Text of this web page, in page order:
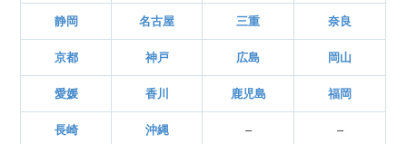
静岡 名古屋 三重 奈良
京都 神戸 広島 岡山
愛媛 香川 鹿児島 福岡
長崎 沖縄 – –